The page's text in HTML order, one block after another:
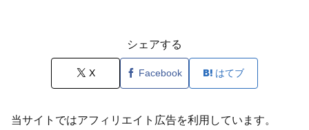
シェアする
X Facebook はてブ
当サイトではアフィリエイト広告を利用しています。